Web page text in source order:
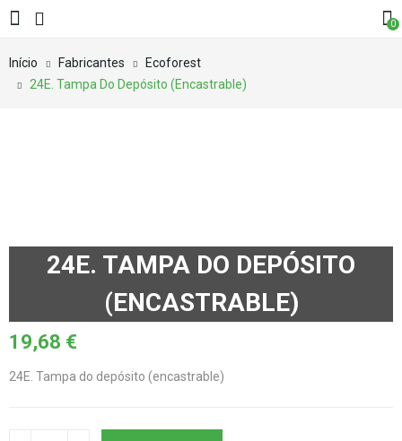
0
Início Fabricantes
Ecoforest
24E. Tampa Do Depósito (encastrable)
24E. TAMPA DO DEPÓSITO
(ENCASTRABLE)
19,68 €
24E. Tampa do depósito (encastrable)